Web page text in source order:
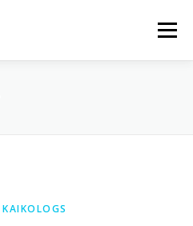
メニュー
KAIKOLOGS